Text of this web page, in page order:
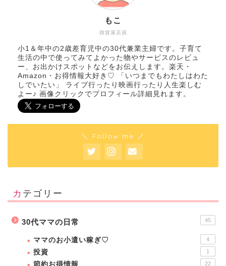
雑貨屋店員
もこ
小1＆年中の2歳差育児中の30代兼業主婦です。子育て
生活の中で使ってみてよかった物やサービスのレビュ
ー、お出かけスポットなどをお伝えします。楽天・
Amazon・お得情報大好き♡ 「いつまでもわたしはわた
しでいたい」 ライブ行ったり映画行ったり人生楽しむ
よー♪ 画像クリックでプロフィール詳細見れます。
＼ Follow me ／
カテゴリー
30代ママの日常 45
ママのお小遣い稼ぎ♡ 4
投資 1
節約お得情報 22